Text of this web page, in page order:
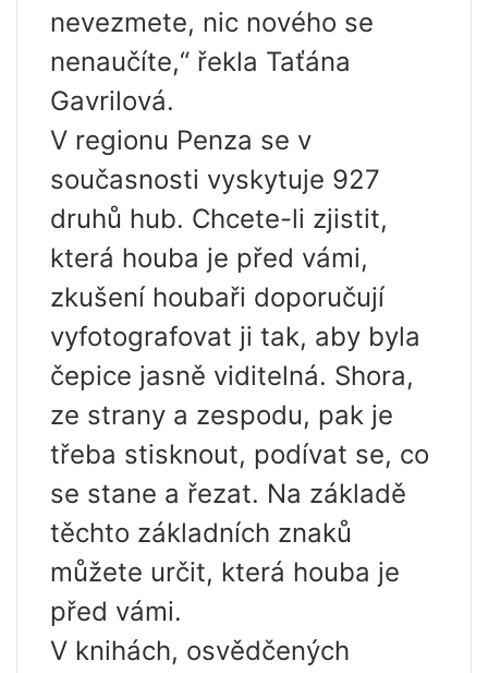
nevezmete, nic nového se
nenaučíte,“ řekla Taťána
Gavrilová.
V regionu Penza se v
současnosti vyskytuje 927
druhů hub. Chcete-li zjistit,
která houba je před vámi,
zkušení houbaři doporučují
vyfotografovat ji tak, aby byla
čepice jasně viditelná. Shora,
ze strany a zespodu, pak je
třeba stisknout, podívat se, co
se stane a řezat. Na základě
těchto základních znaků
můžete určit, která houba je
před vámi.
V knihách, osvědčených